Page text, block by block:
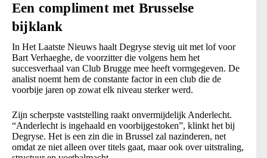
Een compliment met Brusselse
bijklank
In Het Laatste Nieuws haalt Degryse stevig uit met lof voor
Bart Verhaeghe, de voorzitter die volgens hem het
succesverhaal van Club Brugge mee heeft vormgegeven. De
analist noemt hem de constante factor in een club die de
voorbije jaren op zowat elk niveau sterker werd.
Zijn scherpste vaststelling raakt onvermijdelijk Anderlecht.
“Anderlecht is ingehaald en voorbijgestoken”, klinkt het bij
Degryse. Het is een zin die in Brussel zal nazinderen, net
omdat ze niet alleen over titels gaat, maar ook over uitstraling,